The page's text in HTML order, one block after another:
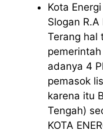
Kota Energi
Slogan
Terang hal
adanya 4
pemasok
karena itu
Tengah)
KOTA